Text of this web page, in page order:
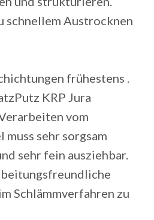
schnellem Austrocknen
frühestens .
KRP Jura
vom
muss sehr sorgsam
sehr fein ausziehbar.
Schlämmverfahren zu